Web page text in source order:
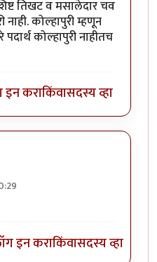
तिखट व मसालेदार चव
कोल्हापुरी म्हणून
कोल्हापुरी नाहीतच
इन कराकिंवासदस्य व्हा
इन कराकिंवासदस्य व्हा